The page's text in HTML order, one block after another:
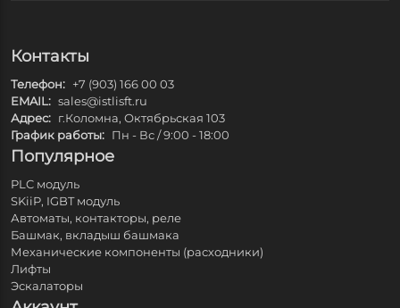
Контакты
Телефон: +7 (903) 166 00 03
EMAIL: sales@istlisft.ru
Адрес: г.Коломна, Октябрьская 103
График работы: Пн - Вс / 9:00 - 18:00
Популярное
PLC модуль
SKiiP, IGBT модуль
Автоматы, контакторы, реле
Башмак, вкладыш башмака
Механические компоненты (расходники)
Лифты
Эскалаторы